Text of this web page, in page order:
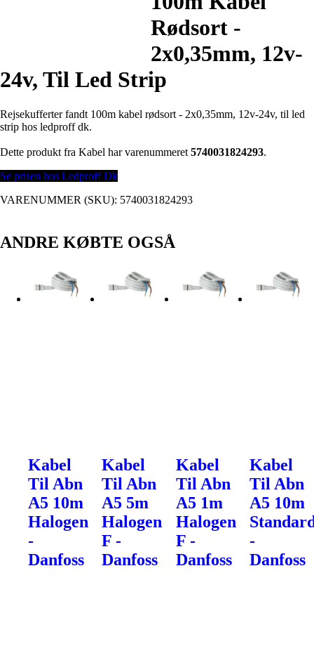
Rødsort -
2x0,35mm, 12v-
24v, Til Led Strip
Rejsekufferter fandt 100m kabel rødsort - 2x0,35mm, 12v-24v, til led
strip hos ledproff dk.
Dette produkt fra Kabel har varenummeret 5740031824293.
Se prisen hos Ledproff Dk
VARENUMMER (SKU): 5740031824293
ANDRE KØBTE OGSÅ
Kabel
Til Abn
A5 10m
Halogen
-
Danfoss
Kabel
Til Abn
A5 5m
Halogen
F -
Danfoss
Kabel
Til Abn
A5 1m
Halogen
F -
Danfoss
Kabel
Til Abn
A5 10m
-
Danfoss